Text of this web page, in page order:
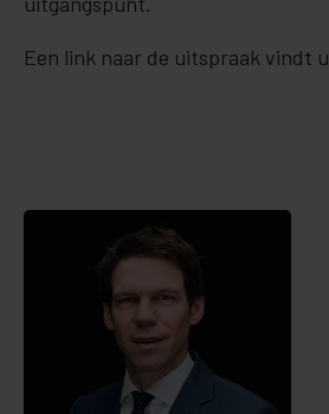
Een link naar de uitspraak vindt u